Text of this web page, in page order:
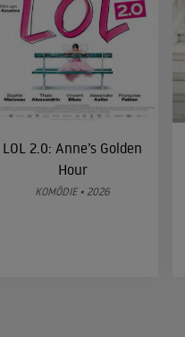
LOL 2.0: Anne’s Golden
Hour
KOMÖDIE • 2026